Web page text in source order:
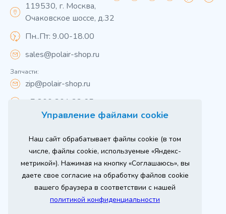
Управление файлами cookie
Наш сайт обрабатывает файлы cookie (в том
числе, файлы cookie, используемые «Яндекс-
метрикой»). Нажимая на кнопку «Соглашаюсь», вы
даете свое согласие на обработку файлов cookie
вашего браузера в соответствии с нашей
политикой конфиденциальности
119530, г. Москва,
Очаковское шоссе, д.32
Пн..Пт: 9.00-18.00
sales@polair-shop.ru
Запчасти:
zip@polair-shop.ru
+7 800 301 33 65
Вся информация на сайте о товарах носит
справочный характер и не является публичной
офертой в соответствии с пунктом 2 статьи 437 ГК РФ.
Для получения подробной информации о наличии и
стоимости указанных товаров и (или) услуг,
пожалуйста, обращайтесь к менеджеру сайта по
телефону
При использовании материалов сайта ссылка